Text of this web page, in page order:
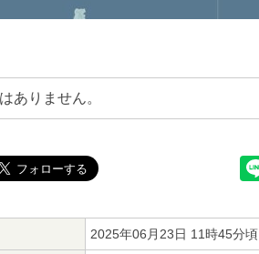
ありません。
2025年06月23日 11時45分頃